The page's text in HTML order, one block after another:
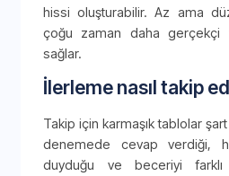
hissi oluşturabilir. Az ama
çoğu zaman daha
sağlar.
İlerleme nasıl takip
Takip için karmaşık tablolar
denemede cevap verdiği,
duyduğu ve beceriyi farklı